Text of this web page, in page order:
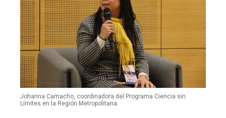
Johanna Camacho, coordinadora del Programa Ciencia sin
Límites en la Región Metropolitana.